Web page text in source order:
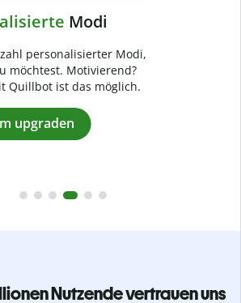
Nutzende vertrauen uns